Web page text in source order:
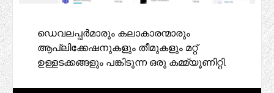
ഡെവലപ്പർമാരും കലാകാരന്മാരും
ആപ്ലിക്കേഷനുകളും തീമുകളും മറ്റ്
ഉള്ളടക്കങ്ങളും പങ്കിടുന്ന ഒരു കമ്മ്യൂണിറ്റി.